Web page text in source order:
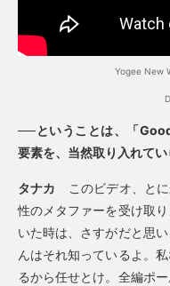
Yogee New
──ということは、「
要素を、当然取り入れてい
タナカ このビデオ、とに
性のメタファーを受け取
いた時は、さすがだと思
んはそれ知っているよ。
るから任せとけ。全編ポ